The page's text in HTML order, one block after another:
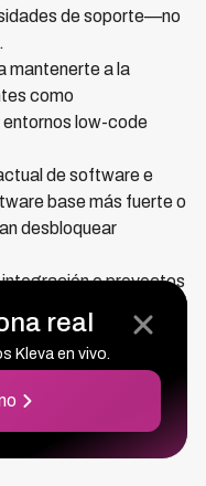
de soporte—no
mantenerte a la
como
entornos low-code
de software e
base más fuerte o
desbloquear
integración o proyectos
la
construyen con
solo decisiones
innovación de tu
real
Kleva en vivo.